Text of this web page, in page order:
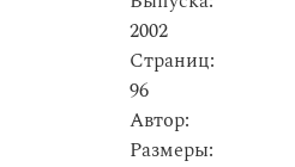
2002
Страниц:
96
Автор:
Размеры: